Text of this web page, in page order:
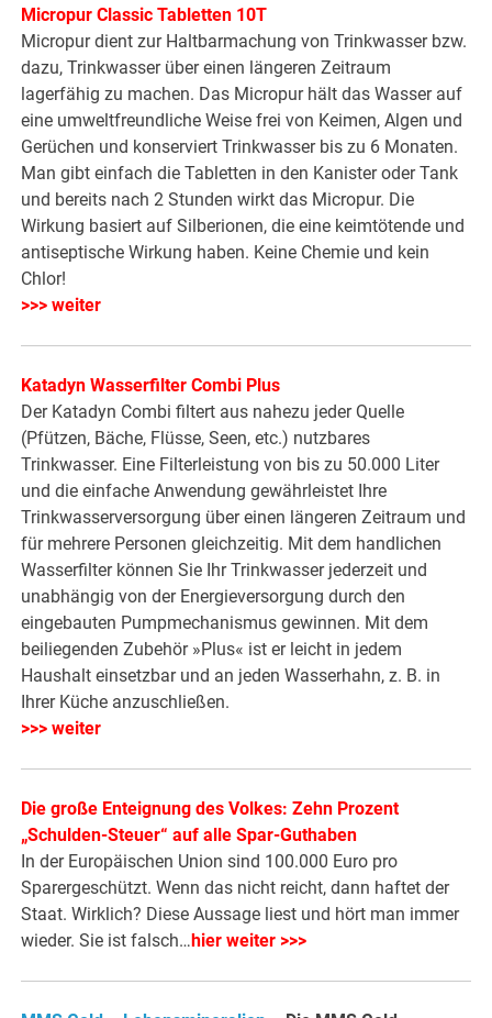
Micropur Classic Tabletten 10T
Micropur dient zur Haltbarmachung von Trinkwasser bzw.
dazu, Trinkwasser über einen längeren Zeitraum
lagerfähig zu machen. Das Micropur hält das Wasser auf
eine umweltfreundliche Weise frei von Keimen, Algen und
Gerüchen und konserviert Trinkwasser bis zu 6 Monaten.
Man gibt einfach die Tabletten in den Kanister oder Tank
und bereits nach 2 Stunden wirkt das Micropur. Die
Wirkung basiert auf Silberionen, die eine keimtötende und
antiseptische Wirkung haben. Keine Chemie und kein
Chlor!
>>> weiter
Katadyn Wasserfilter Combi Plus
Der Katadyn Combi filtert aus nahezu jeder Quelle
(Pfützen, Bäche, Flüsse, Seen, etc.) nutzbares
Trinkwasser. Eine Filterleistung von bis zu 50.000 Liter
und die einfache Anwendung gewährleistet Ihre
Trinkwasserversorgung über einen längeren Zeitraum und
für mehrere Personen gleichzeitig. Mit dem handlichen
Wasserfilter können Sie Ihr Trinkwasser jederzeit und
unabhängig von der Energieversorgung durch den
eingebauten Pumpmechanismus gewinnen. Mit dem
beiliegenden Zubehör »Plus« ist er leicht in jedem
Haushalt einsetzbar und an jeden Wasserhahn, z. B. in
Ihrer Küche anzuschließen.
>>> weiter
Die große Enteignung des Volkes: Zehn Prozent
„Schulden-Steuer“ auf alle Spar-Guthaben
In der Europäischen Union sind 100.000 Euro pro
Sparergeschützt. Wenn das nicht reicht, dann haftet der
Staat. Wirklich? Diese Aussage liest und hört man immer
wieder. Sie ist falsch… hier weiter >>>